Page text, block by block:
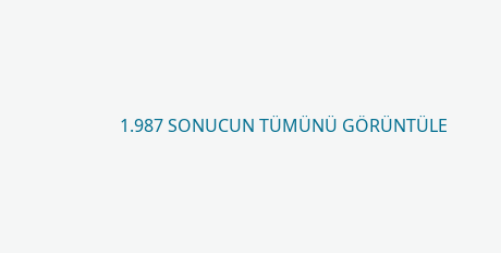
1.987 SONUCUN TÜMÜNÜ GÖRÜNTÜLE